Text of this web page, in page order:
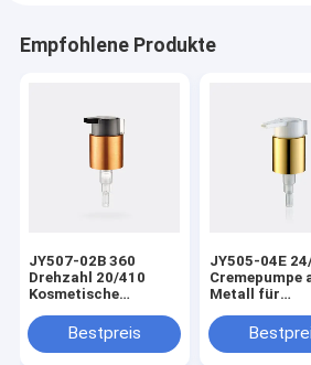
Empfohlene Produkte
JY507-02B 360
Drehzahl 20/410
Kosmetische
Creme Pump mit Clip
Bestpreis
JY505-04E
Cremepumpe
Metall für
Behandlungen
Clip